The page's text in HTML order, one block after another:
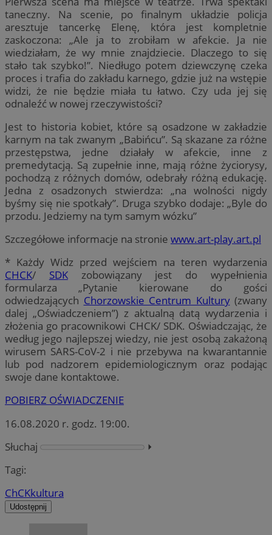
taneczny. Na scenie, po finalnym układzie policja
aresztuje tancerkę Elenę, która jest kompletnie
zaskoczona: „Ale ja to zrobiłam w afekcie. Ja nie
wiedziałam, że wy mnie znajdziecie. Dlaczego to się
stało tak szybko!”. Niedługo potem dziewczynę czeka
proces i trafia do zakładu karnego, gdzie już na wstępie
widzi, że nie będzie miała tu łatwo. Czy uda jej się
odnaleźć w nowej rzeczywistości?
Jest to historia kobiet, które są osadzone w zakładzie
karnym na tak zwanym „Babińcu”. Są skazane za różne
przestępstwa, jedne działały w afekcie, inne z
premedytacją. Są zupełnie inne, mają różne życiorysy,
pochodzą z różnych domów, odebrały różną edukację.
Jedna z osadzonych stwierdza: „na wolności nigdy
byśmy się nie spotkały”. Druga szybko dodaje: „Byle do
przodu. Jedziemy na tym samym wózku”
Szczegółowe informacje na stronie www.art-play.art.pl
* Każdy Widz przed wejściem na teren wydarzenia
CHCK/ SDKzobowiązany jest do wypełnienia
formularza „Pytanie kierowane do gości
odwiedzających Chorzowskie Centrum Kultury(zwany
dalej „Oświadczeniem”) z aktualną datą wydarzenia i
złożenia go pracownikowi CHCK/ SDK. Oświadczając, że
według jego najlepszej wiedzy, nie jest osobą zakażoną
wirusem SARS-CoV-2 i nie przebywa na kwarantannie
lub pod nadzorem epidemiologicznym oraz podając
swoje dane kontaktowe.
POBIERZ OŚWIADCZENIE
16.08.2020 r. godz. 19:00.
Słuchaj
⏵︎
Tagi:
ChCKkultura
Udostępnij